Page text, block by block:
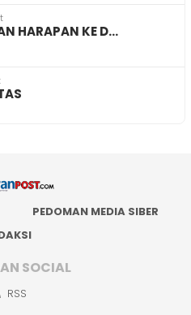
HARAPAN KE D…
PEDOMAN MEDIA SIBER
SOCIAL
RSS